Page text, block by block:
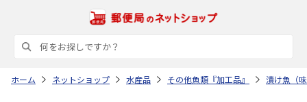
ホーム ネットショップ 水産品 その他魚類『加工品』 漬け魚（